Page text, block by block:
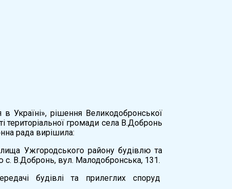
Україні», рішення Великодобронської
територіальної громади села В.Добронь
рада вирішила:
Ужгородського району будівлю та
с. В.Добронь, вул. Малодобронська, 131.
будівлі та прилеглих споруд